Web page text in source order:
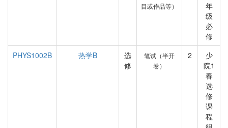
目或作品等）
年
级
必
修
PHYS1002B
热学B
选
修
笔试（半开
卷）
2
少
院1
春
选
修
课
程